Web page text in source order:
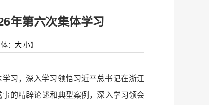
年第六次集体学习
： 大 小】
习，深入学习领悟习近平总书记在浙江
的精辟论述和典型案例，深入学习领会